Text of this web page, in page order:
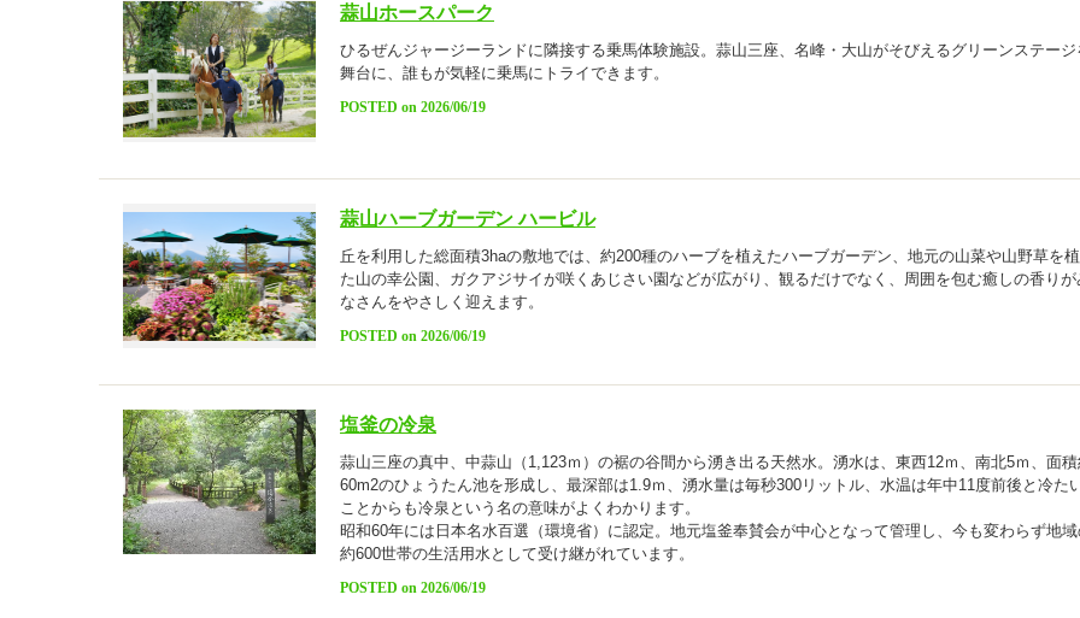
蒜山ホースパーク
ひるぜんジャージーランドに隣接する乗馬体験施設。蒜山三座、名峰・大山がそびえるグリーンステージ
舞台に、誰もが気軽に乗馬にトライできます。
POSTED on 2026/06/19
蒜山ハーブガーデン ハービル
丘を利用した総面積3haの敷地では、約200種のハーブを植えたハーブガーデン、地元の山菜や山野草を
た山の幸公園、ガクアジサイが咲くあじさい園などが広がり、観るだけでなく、周囲を包む癒しの香りが
なさんをやさしく迎えます。
POSTED on 2026/06/19
塩釜の冷泉
蒜山三座の真中、中蒜山（1,123ｍ）の裾の谷間から湧き出る天然水。湧水は、東西12ｍ、南北5ｍ、面
60m2のひょうたん池を形成し、最深部は1.9ｍ、湧水量は毎秒300リットル、水温は年中11度前後と冷た
ことからも冷泉という名の意味がよくわかります。
昭和60年には日本名水百選（環境省）に認定。地元塩釜奉賛会が中心となって管理し、今も変わらず地
約600世帯の生活用水として受け継がれています。
POSTED on 2026/06/19